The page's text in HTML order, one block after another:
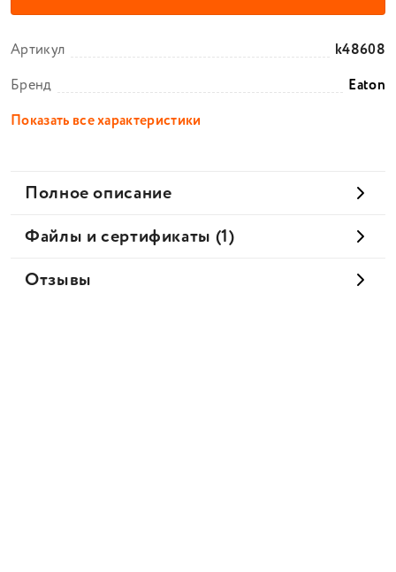
Артикул
k48608
Бренд
Eaton
Показать все характеристики
Полное описание
Файлы и сертификаты (1)
Отзывы